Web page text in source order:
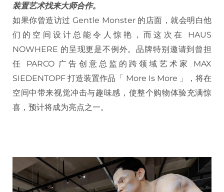
装置艺术找来大师合作。
如果你曾造访过 Gentle Monster 的店面，就会明白他
们的空间设计总能令人惊艳，而这次在 HAUS
NOWHERE 的呈现更是不例外。品牌特别邀请到曾担
任 PARCO 广告创意总监的跨领域艺术家 MAX
SIEDENTOPF 打造装置作品「 More Is More 」，将在
空间中带来视觉冲击与趣味感，使整个购物体验充满惊
喜，预计将成为亮点之一。